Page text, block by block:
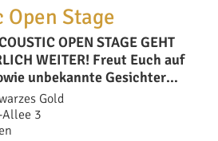
Stage
OPEN STAGE GEHT
WEITER! Freut Euch auf
unbekannte Gesichter
Gold
Allee 3